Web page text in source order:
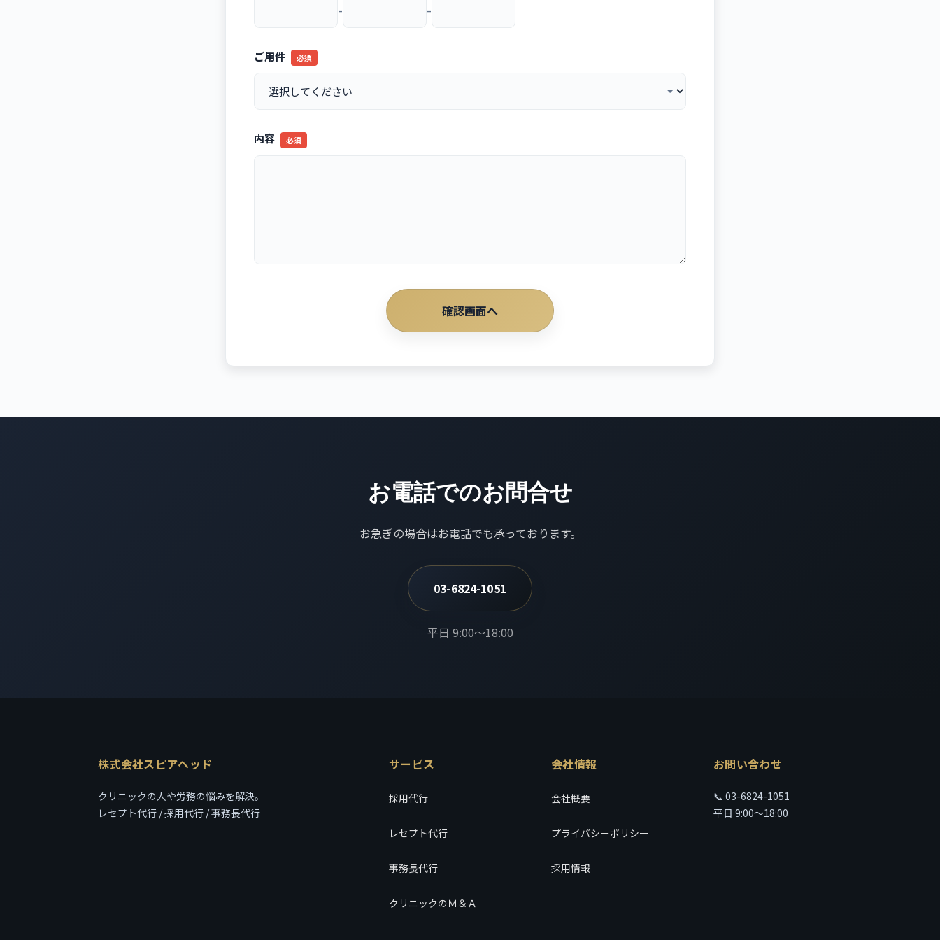
- -
ご用件 必須
内容 必須
確認画面へ
お電話でのお問合せ
お急ぎの場合はお電話でも承っております。
03-6824-1051
平日 9:00〜18:00
株式会社スピアヘッド
クリニックの人や労務の悩みを解決。
レセプト代行 / 採用代行 / 事務長代行
サービス
採用代行
レセプト代行
事務長代行
クリニックのＭ＆Ａ
会社情報
会社概要
プライバシーポリシー
採用情報
お問い合わせ
📞 03-6824-1051
平日 9:00〜18:00